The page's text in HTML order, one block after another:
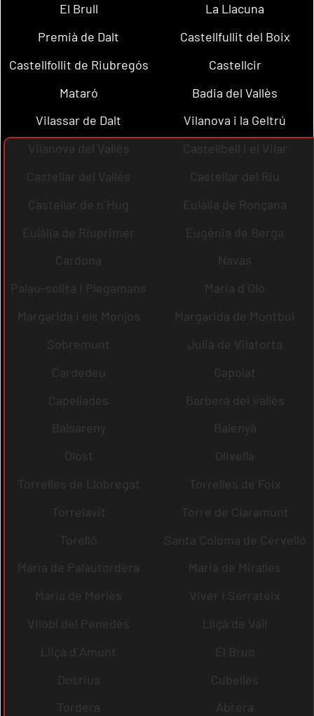
El Brull
La Llacuna
Premià de Dalt
Castellfullit del Boix
Castellfollit de Riubregós
Castellcir
Mataró
Badia del Vallès
Vilassar de Dalt
Vilanova i la Geltrú
Vilanova del Vallès
Castellbell i el Vilar
Castellar del Vallès
Castellar del Riu
Castellar de n´Hug
Eulàlia de Ronçana
Eulàlia de Riuprimer
Eugènia de Berga
Cardona
Navas
Palau-solità i Plegamans
Maria d´Oló
Margarida i els Monjos
Margarida de Montbui
Sobremunt
Julià de Vilatorta
Cardedeu
Capolat
Capellades
Barberà del Vallès
Balsareny
Balenyà
Olost
Olivella
Torrelles de Llobregat
Torrelles de Foix
Torrelavit
Torre de Claramunt
Torelló
Santa Coloma de Cervelló
Maria de Palautordera
Maria de Miralles
Maria de Merlès
Viver i Serrateix
Vilobí del Penedès
Lliçà de Vall
Lliçà d´Amunt
El Bruc
Dosrius
Cubelles
Tordera
Abrera